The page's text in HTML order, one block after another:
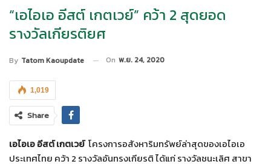
“เอไอเอ อีสต์ เกตเวย์” คว้า 2 สุดยอด
รางวัลเกียรติยศ
By Tatom Kaoupdate On พ.ย. 24, 2020
1,019
Share
เอไอเอ อีสต์ เกตเวย์โครงการอสังหาริมทรัพย์ล่าสุดของเอไอเอ
ประเทศไทย คว้า 2 รางวัลอันทรงเกียรติ ได้แก่ รางวัลชนะเลิศ สาขา